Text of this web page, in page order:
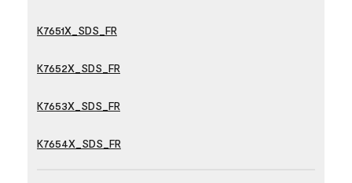
K7651X_SDS_FR
K7652X_SDS_FR
K7653X_SDS_FR
K7654X_SDS_FR